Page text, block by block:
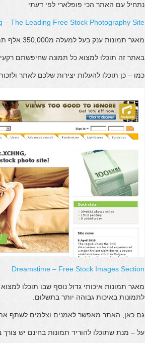
נתחיל עם האתר הכי פופלארי לפי דעתי
– The Leading Free Stock Photography Site
מאגר תמונות ענק בעל למעלה מ350,000 אלף תמונות איכותיות שהועלו ע"י למעלה מ30,000 צלמים.
באתר זה תוכלו למצוא כל תמונה שחיפשתם
כמו – כן תוכלו להעלות יצירות שלכם לאתר
Dreamstime – Free Stock Images Section
לתמונות באיכות גבוהה יותר בתשלום.
גם כאן, האתר מאפשר לאמנים וצלמים לשתף
על – מנת שתוכלו להוריד תמונות בחינם יש